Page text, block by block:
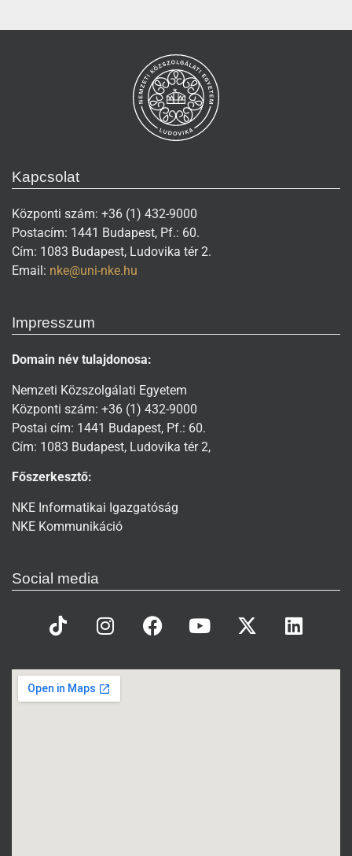
Kapcsolat
Központi szám: +36 (1) 432-9000
Postacím: 1441 Budapest, Pf.: 60.
Cím: 1083 Budapest, Ludovika tér 2.
Email: nke@uni-nke.hu
Impresszum
Domain név tulajdonosa:
Nemzeti Közszolgálati Egyetem
Központi szám: +36 (1) 432-9000
Postai cím: 1441 Budapest, Pf.: 60.
Cím: 1083 Budapest, Ludovika tér 2,
Főszerkesztő:
NKE Informatikai Igazgatóság
NKE Kommunikáció
Social media